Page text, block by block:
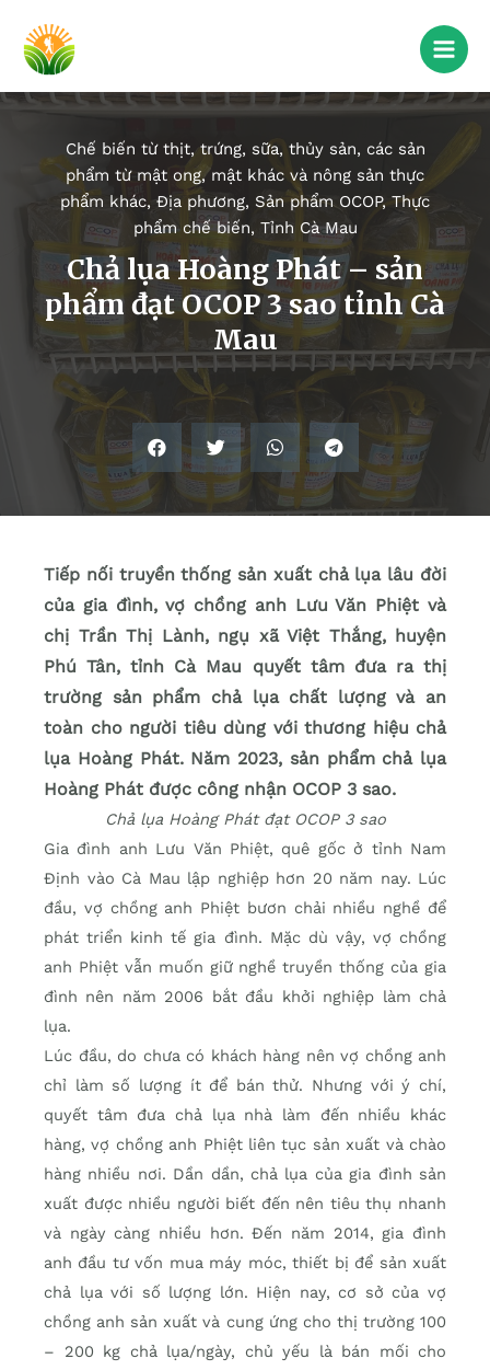
Chế biến từ thịt, trứng, sữa, thủy sản, các sản
phẩm từ mật ong, mật khác và nông sản thực
phẩm khác, Địa phương, Sản phẩm OCOP, Thực
phẩm chế biến, Tỉnh Cà Mau
Chả lụa Hoàng Phát – sản
phẩm đạt OCOP 3 sao tỉnh Cà
Mau
Tiếp nối truyền thống sản xuất chả lụa lâu đời
của gia đình, vợ chồng anh Lưu Văn Phiệt và
chị Trần Thị Lành, ngụ xã Việt Thắng, huyện
Phú Tân, tỉnh Cà Mau quyết tâm đưa ra thị
trường sản phẩm chả lụa chất lượng và an
toàn cho người tiêu dùng với thương hiệu chả
lụa Hoàng Phát. Năm 2023, sản phẩm chả lụa
Hoàng Phát được công nhận OCOP 3 sao.
Chả lụa Hoàng Phát đạt OCOP 3 sao
Gia đình anh Lưu Văn Phiệt, quê gốc ở tỉnh Nam
Định vào Cà Mau lập nghiệp hơn 20 năm nay. Lúc
đầu, vợ chồng anh Phiệt bươn chải nhiều nghề để
phát triển kinh tế gia đình. Mặc dù vậy, vợ chồng
anh Phiệt vẫn muốn giữ nghề truyền thống của gia
đình nên năm 2006 bắt đầu khởi nghiệp làm chả
lụa.
Lúc đầu, do chưa có khách hàng nên vợ chồng anh
chỉ làm số lượng ít để bán thử. Nhưng với ý chí,
quyết tâm đưa chả lụa nhà làm đến nhiều khác
hàng, vợ chồng anh Phiệt liên tục sản xuất và chào
hàng nhiều nơi. Dần dần, chả lụa của gia đình sản
xuất được nhiều người biết đến nên tiêu thụ nhanh
và ngày càng nhiều hơn. Đến năm 2014, gia đình
anh đầu tư vốn mua máy móc, thiết bị để sản xuất
chả lụa với số lượng lớn. Hiện nay, cơ sở của vợ
chồng anh sản xuất và cung ứng cho thị trường 100
– 200 kg chả lụa/ngày, chủ yếu là bán mối cho